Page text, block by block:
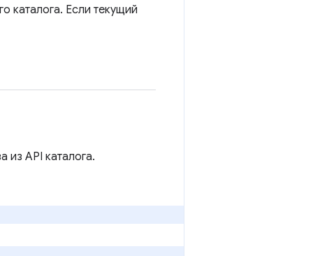
каталога. Если текущий
из API каталога.